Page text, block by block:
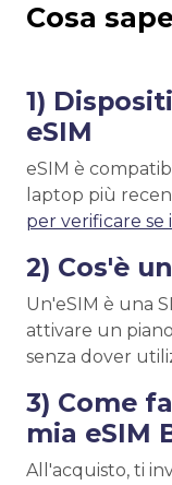
Cosa
1)
eSIM
eSIM è
laptop più
per verificare se
2) Cos'è
Un'eSIM è una
attivare un
senza dover
3) Come
mia eSIM
All'acquisto, ti